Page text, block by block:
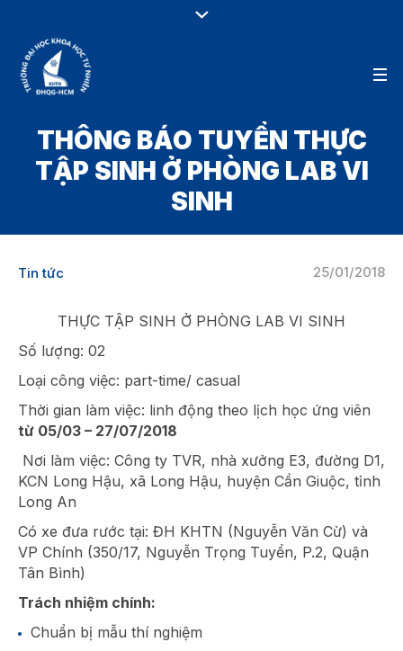
THÔNG BÁO TUYỂN THỰC
TẬP SINH Ở PHÒNG LAB VI
SINH
25/01/2018
Tin tức
THỰC TẬP SINH Ở PHÒNG LAB VI SINH
Số lượng: 02
Loại công việc: part-time/ casual
Thời gian làm việc: linh động theo lịch học ứng viên
từ 05/03 – 27/07/2018
Nơi làm việc: Công ty TVR, nhà xưởng E3, đường D1,
KCN Long Hậu, xã Long Hậu, huyện Cần Giuộc, tỉnh
Long An
Có xe đưa rước tại: ĐH KHTN (Nguyễn Văn Cừ) và
VP Chính (350/17, Nguyễn Trọng Tuyển, P.2, Quận
Tân Bình)
Trách nhiệm chính:
Chuẩn bị mẫu thí nghiệm